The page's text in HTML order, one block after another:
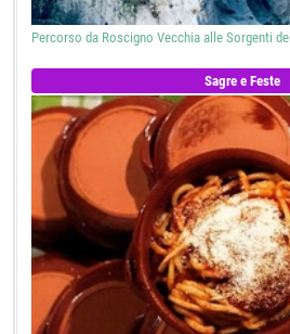
Percorso da Roscigno Vecchia alle Sorgenti
Sagre e Feste